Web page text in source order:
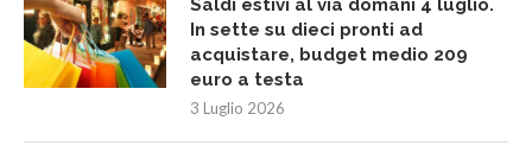
Saldi estivi al via domani 4 luglio.
In sette su dieci pronti ad
acquistare, budget medio 209
euro a testa
3 Luglio 2026